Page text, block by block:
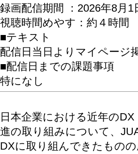
録画配信期間 ：2026年8月1
視聴時間めやす：約４時間
■テキスト
配信日当日よりマイページ
■配信日までの課題事項
特になし
日本企業における近年の
進の取り組みについて、
DXに取り組んできたもの